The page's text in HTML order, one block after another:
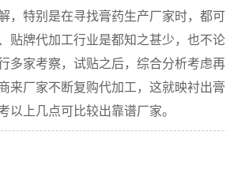
特别是在寻找膏药生产厂家时，都可
贴牌代加工行业是都知之甚少，也不论
多家考察，试贴之后，综合分析考虑再
来厂家不断复购代加工，这就映衬出膏
上几点可比较出靠谱厂家。